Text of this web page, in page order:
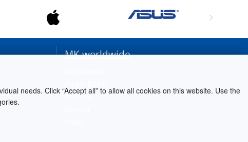
needs. Click “Accept all” to allow all cookies on this website. Use the
MK worldwide
Austria